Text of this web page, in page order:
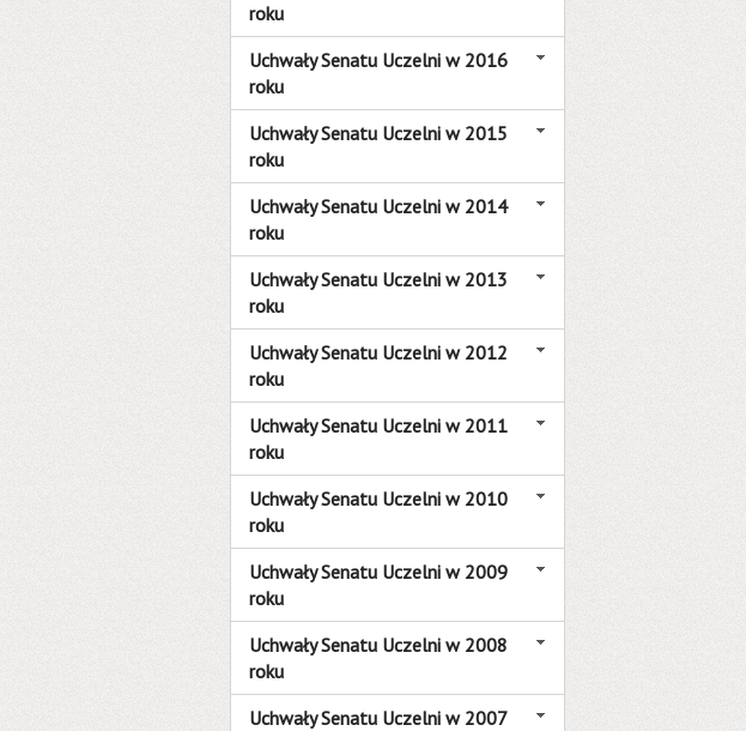
roku
Uchwały Senatu Uczelni w 2016
roku
Uchwały Senatu Uczelni w 2015
roku
Uchwały Senatu Uczelni w 2014
roku
Uchwały Senatu Uczelni w 2013
roku
Uchwały Senatu Uczelni w 2012
roku
Uchwały Senatu Uczelni w 2011
roku
Uchwały Senatu Uczelni w 2010
roku
Uchwały Senatu Uczelni w 2009
roku
Uchwały Senatu Uczelni w 2008
roku
Uchwały Senatu Uczelni w 2007